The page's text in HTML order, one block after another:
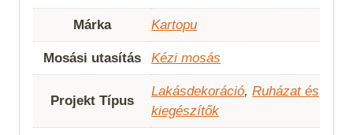
Márka Kartopu
Mosási utasítás Kézi mosás
Projekt Típus
Lakásdekoráció, Ruházat és
kiegészítők